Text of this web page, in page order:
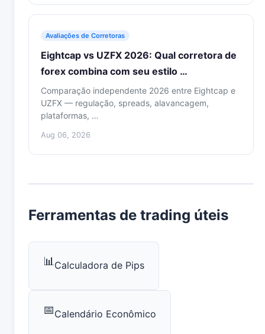
Avaliações de Corretoras
Eightcap vs UZFX 2026: Qual corretora de
forex combina com seu estilo …
Comparação independente 2026 entre Eightcap e
UZFX — regulação, spreads, alavancagem,
plataformas, …
Aug 06, 2026
Ferramentas de trading úteis
📊 Calculadora de Pips
📅Calendário Econômico